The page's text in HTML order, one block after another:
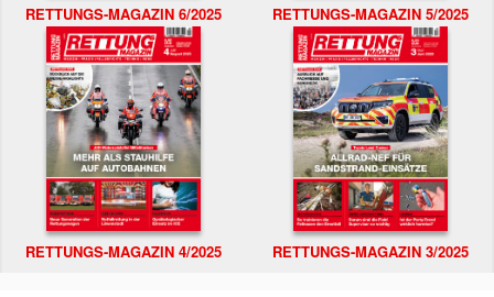
RETTUNGS-MAGAZIN 6/2025 RETTUNGS-MAGAZIN 5/2025
RETTUNGS-MAGAZIN 4/2025 RETTUNGS-MAGAZIN 3/2025